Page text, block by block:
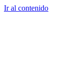
Ir al contenido